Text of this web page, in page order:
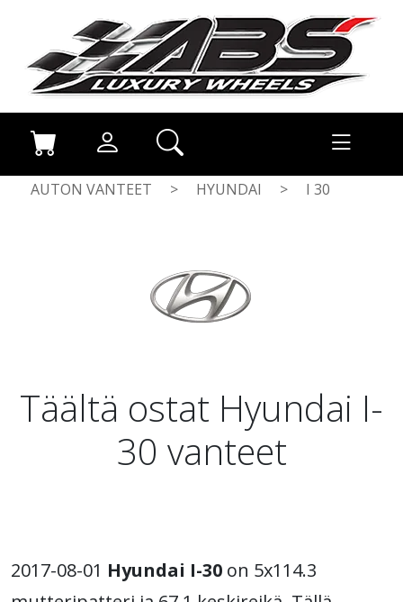
AUTON VANTEET > HYUNDAI > I 30
Täältä ostat Hyundai I-
30 vanteet
2017-08-01 Hyundai I-30 on 5x114.3